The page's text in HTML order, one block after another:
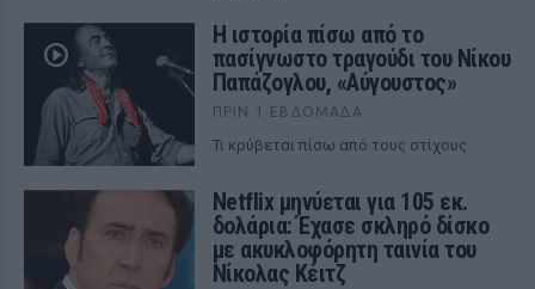
Η ιστορία πίσω από το
πασίγνωστο τραγούδι του Νίκου
Παπάζογλου, «Αύγουστος»
ΠΡΙΝ 1 ΕΒΔΟΜΆΔΑ
Τι κρύβεται πίσω από τους στίχους
Netflix μηνύεται για 105 εκ.
δολάρια: Έχασε σκληρό δίσκο
με ακυκλοφόρητη ταινία του
Νίκολας Κέιτζ